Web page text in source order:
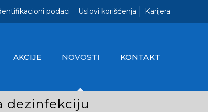
podaci Uslovi korišćenja Karijera
AKCIJE NOVOSTI KONTAKT
dezinfekciju